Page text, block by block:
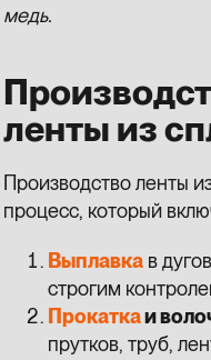
медь.
ленты из
Производство ленты
процесс, который
Выплавкав
строгим
Прокаткаи
прутков, труб,